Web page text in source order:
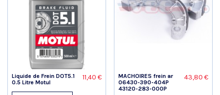
Liquide de Frein DOT5.1
0.5 Litre Motul
11,40 €
MACHOIRES frein ar
06430-390-404P
43120-283-000P
43,80 €